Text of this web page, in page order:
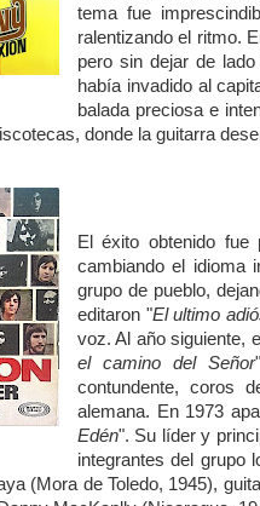
tema fue
ralentizando el ritmo.
pero sin dejar de
había invadido al
balada preciosa e
donde la guitarra
El éxito obtenido
cambiando el idioma
grupo de pueblo,
editaron "El ultimo
voz. Al año siguiente,
el camino del Señor
contundente, coros
alemana. En 1973
Edén". Su líder y
integrantes del grupo
(Mora de Toledo, 1945),